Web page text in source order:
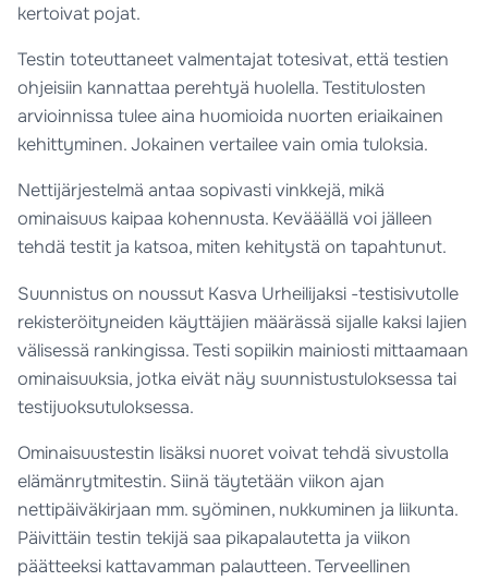
kertoivat pojat.
Testin toteuttaneet valmentajat totesivat, että testien
ohjeisiin kannattaa perehtyä huolella. Testitulosten
arvioinnissa tulee aina huomioida nuorten eriaikainen
kehittyminen. Jokainen vertailee vain omia tuloksia.
Nettijärjestelmä antaa sopivasti vinkkejä, mikä
ominaisuus kaipaa kohennusta. Kevääällä voi jälleen
tehdä testit ja katsoa, miten kehitystä on tapahtunut.
Suunnistus on noussut Kasva Urheilijaksi -testisivutolle
rekisteröityneiden käyttäjien määrässä sijalle kaksi lajien
välisessä rankingissa. Testi sopiikin mainiosti mittaamaan
ominaisuuksia, jotka eivät näy suunnistustuloksessa tai
testijuoksutuloksessa.
Ominaisuustestin lisäksi nuoret voivat tehdä sivustolla
elämänrytmitestin. Siinä täytetään viikon ajan
nettipäiväkirjaan mm. syöminen, nukkuminen ja liikunta.
Päivittäin testin tekijä saa pikapalautetta ja viikon
päätteeksi kattavamman palautteen. Terveellinen